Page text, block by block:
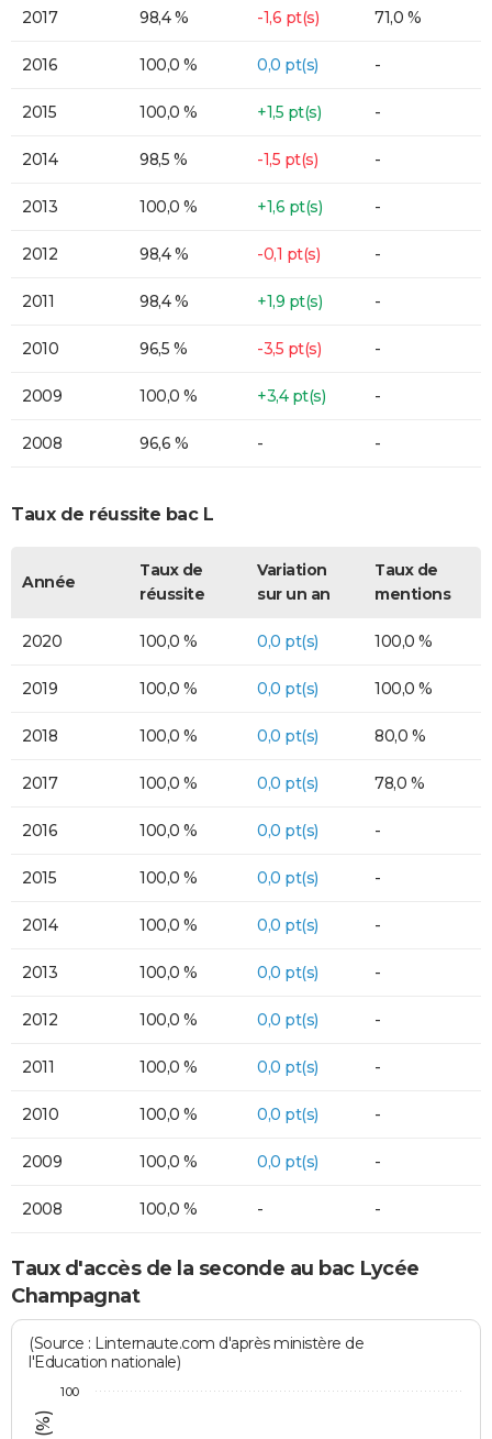
2017 98,4 % -1,6 pt(s) 71,0 %
2016 100,0 % 0,0 pt(s) -
2015 100,0 % +1,5 pt(s) -
2014 98,5 % -1,5 pt(s) -
2013 100,0 % +1,6 pt(s) -
2012 98,4 % -0,1 pt(s) -
2011 98,4 % +1,9 pt(s) -
2010 96,5 % -3,5 pt(s) -
2009 100,0 % +3,4 pt(s) -
2008 96,6 % - -
Taux de réussite bac L
Année
Taux de
réussite
Variation
sur un an
Taux de
mentions
2020 100,0 % 0,0 pt(s) 100,0 %
2019 100,0 % 0,0 pt(s) 100,0 %
2018 100,0 % 0,0 pt(s) 80,0 %
2017 100,0 % 0,0 pt(s) 78,0 %
2016 100,0 % 0,0 pt(s) -
2015 100,0 % 0,0 pt(s) -
2014 100,0 % 0,0 pt(s) -
2013 100,0 % 0,0 pt(s) -
2012 100,0 % 0,0 pt(s) -
2011 100,0 % 0,0 pt(s) -
2010 100,0 % 0,0 pt(s) -
2009 100,0 % 0,0 pt(s) -
2008 100,0 % - -
Taux d'accès de la seconde au bac Lycée
Champagnat
(Source : Linternaute.com d'après ministère de
l'Education nationale)
100